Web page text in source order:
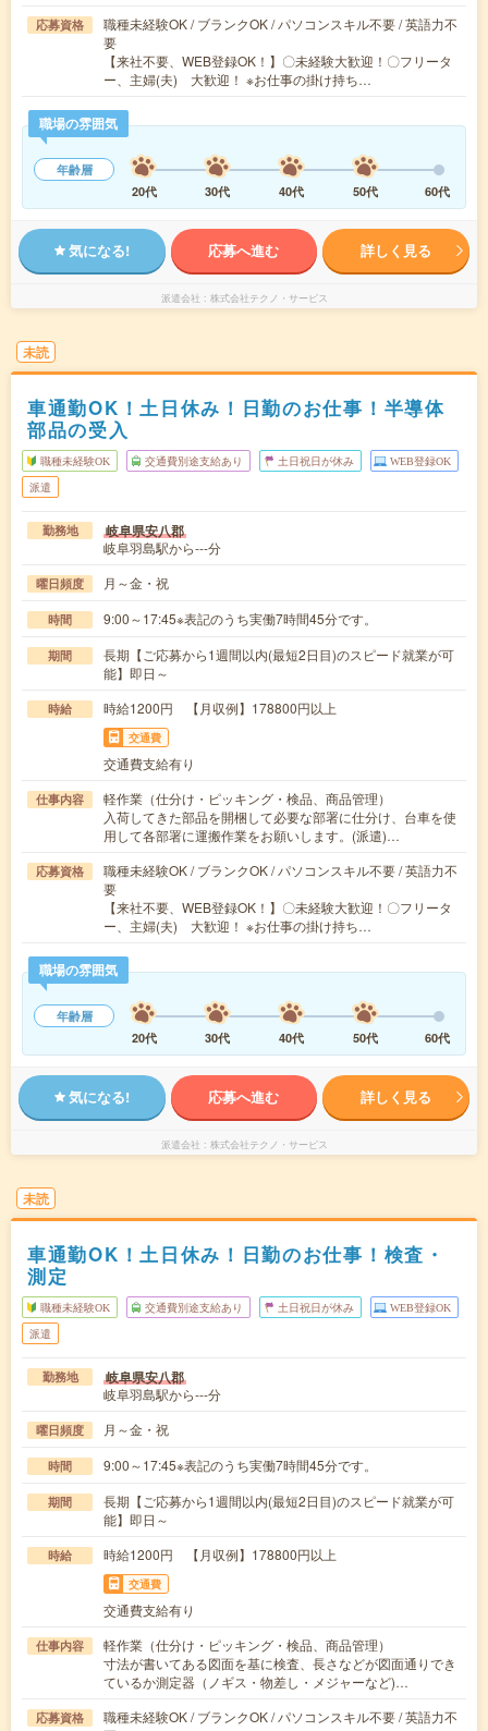
応募資格
職種未経験OK / ブランクOK / パソコンスキル不要 / 英語力不
要
【来社不要、WEB登録OK！】〇未経験大歓迎！〇フリータ
ー、主婦(夫) 大歓迎！ ※お仕事の掛け持ち…
職場の雰囲気
年齢層
20代
30代 40代 50代 60代
気になる! 応募へ進む 詳しく見る
派遣会社 株式会社テクノ・サービス
未読
車通勤OK！土日休み！日勤のお仕事！半導体
部品の受入
職種未経験OK 交通費別途支給あり 土日祝日が休み WEB登録OK
派遣
勤務地 岐阜県安八郡
岐阜羽島駅から---分
曜日頻度 月～金・祝
時間 9:00～17:45※表記のうち実働7時間45分です。
期間
長期【ご応募から1週間以内(最短2日目)のスピード就業が可
能】即日～
時給 時給1200円 【月収例】178800円以上
交通費
交通費支給有り
仕事内容
軽作業（仕分け・ピッキング・検品、商品管理）
入荷してきた部品を開梱して必要な部署に仕分け、台車を使
用して各部署に運搬作業をお願いします。(派遣)…
応募資格
職種未経験OK / ブランクOK / パソコンスキル不要 / 英語力不
要
【来社不要、WEB登録OK！】〇未経験大歓迎！〇フリータ
ー、主婦(夫) 大歓迎！ ※お仕事の掛け持ち…
職場の雰囲気
年齢層
20代
30代 40代 50代 60代
気になる! 応募へ進む 詳しく見る
派遣会社 株式会社テクノ・サービス
未読
車通勤OK！土日休み！日勤のお仕事！検査・
測定
職種未経験OK 交通費別途支給あり 土日祝日が休み WEB登録OK
派遣
勤務地 岐阜県安八郡
岐阜羽島駅から---分
曜日頻度 月～金・祝
時間 9:00～17:45※表記のうち実働7時間45分です。
期間
長期【ご応募から1週間以内(最短2日目)のスピード就業が可
能】即日～
時給 時給1200円 【月収例】178800円以上
交通費
交通費支給有り
仕事内容
軽作業（仕分け・ピッキング・検品、商品管理）
寸法が書いてある図面を基に検査、長さなどが図面通りでき
ているか測定器（ノギス・物差し・メジャーなど)…
応募資格
職種未経験OK / ブランクOK / パソコンスキル不要 / 英語力不